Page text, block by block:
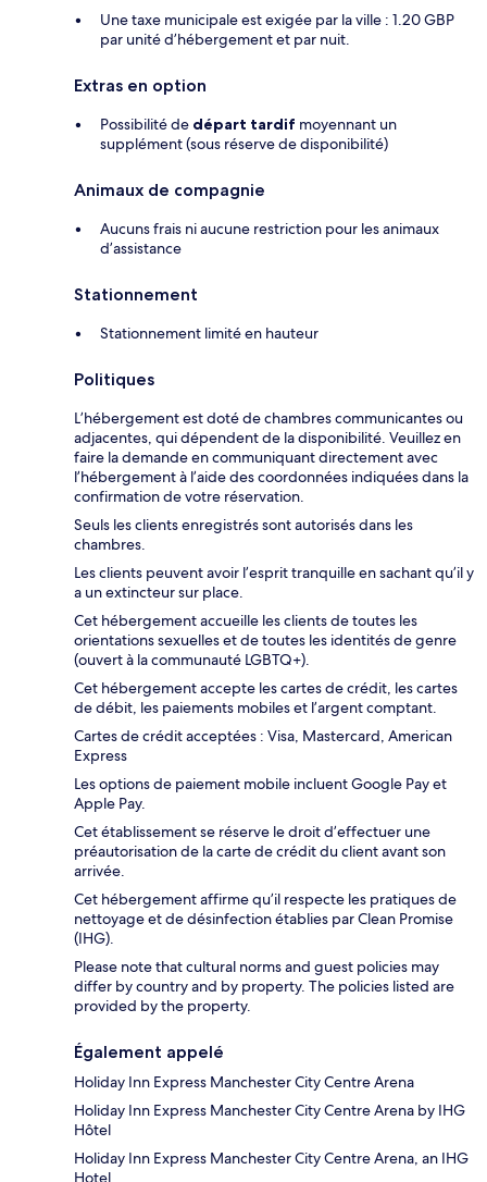
Une taxe municipale est exigée par la ville : 1.20 GBP
par unité d’hébergement et par nuit.
Extras en option
Possibilité de départ tardif moyennant un
supplément (sous réserve de disponibilité)
Animaux de compagnie
Aucuns frais ni aucune restriction pour les animaux
d’assistance
Stationnement
Stationnement limité en hauteur
Politiques
L’hébergement est doté de chambres communicantes ou
adjacentes, qui dépendent de la disponibilité. Veuillez en
faire la demande en communiquant directement avec
l’hébergement à l’aide des coordonnées indiquées dans la
confirmation de votre réservation.
Seuls les clients enregistrés sont autorisés dans les
chambres.
Les clients peuvent avoir l’esprit tranquille en sachant qu’il y
a un extincteur sur place.
Cet hébergement accueille les clients de toutes les
orientations sexuelles et de toutes les identités de genre
(ouvert à la communauté LGBTQ+).
Cet hébergement accepte les cartes de crédit, les cartes
de débit, les paiements mobiles et l’argent comptant.
Cartes de crédit acceptées : Visa, Mastercard, American
Express
Les options de paiement mobile incluent Google Pay et
Apple Pay.
Cet établissement se réserve le droit d’effectuer une
préautorisation de la carte de crédit du client avant son
arrivée.
Cet hébergement affirme qu’il respecte les pratiques de
nettoyage et de désinfection établies par Clean Promise
(IHG).
Please note that cultural norms and guest policies may
differ by country and by property. The policies listed are
provided by the property.
Également appelé
Holiday Inn Express Manchester City Centre Arena
Holiday Inn Express Manchester City Centre Arena by IHG
Hôtel
Holiday Inn Express Manchester City Centre Arena, an IHG
Hotel